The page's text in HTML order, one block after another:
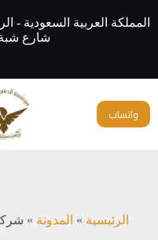
إلىالمملكة العربية السعودية
شارع شبة
واتساب
الرئيسية » المدونة »